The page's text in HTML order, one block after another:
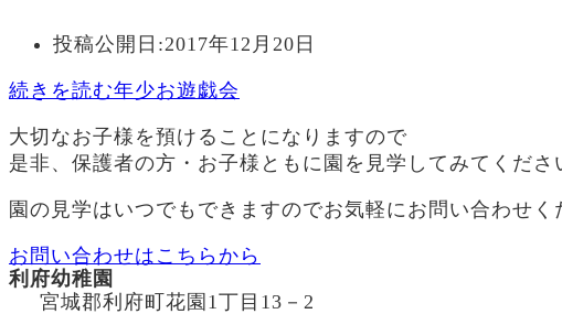
投稿公開日:2017年12月20日
続きを読む年少お遊戯会
大切なお子様を預けることになりますので
是非、保護者の方・お子様ともに園を見学してみてくださ
園の見学はいつでもできますのでお気軽にお問い合わせく
お問い合わせはこちらから
利府幼稚園
宮城郡利府町花園1丁目13－2